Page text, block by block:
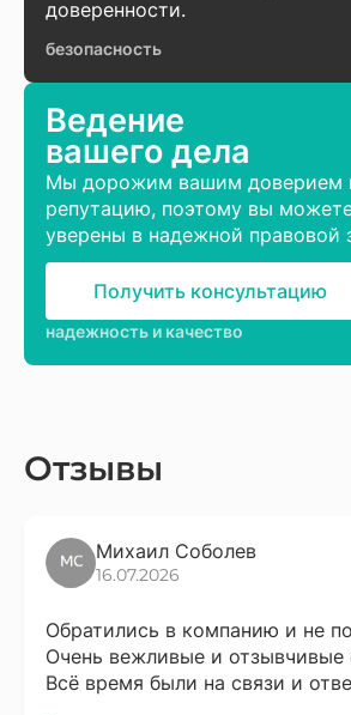
доверенности.
безопасность
Ведение
вашего дела
Мы дорожим вашим доверием
репутацию, поэтому вы
уверены в надежной правовой
Получить консультацию
надежность и качество
Отзывы
Михаил Соболев
16.07.2026
Обратились в компанию и не
Очень вежливые и отзывчивые
Всё время были на связи и